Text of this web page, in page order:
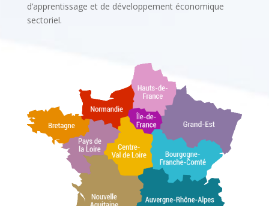
d’apprentissage et de développement économique
sectoriel.